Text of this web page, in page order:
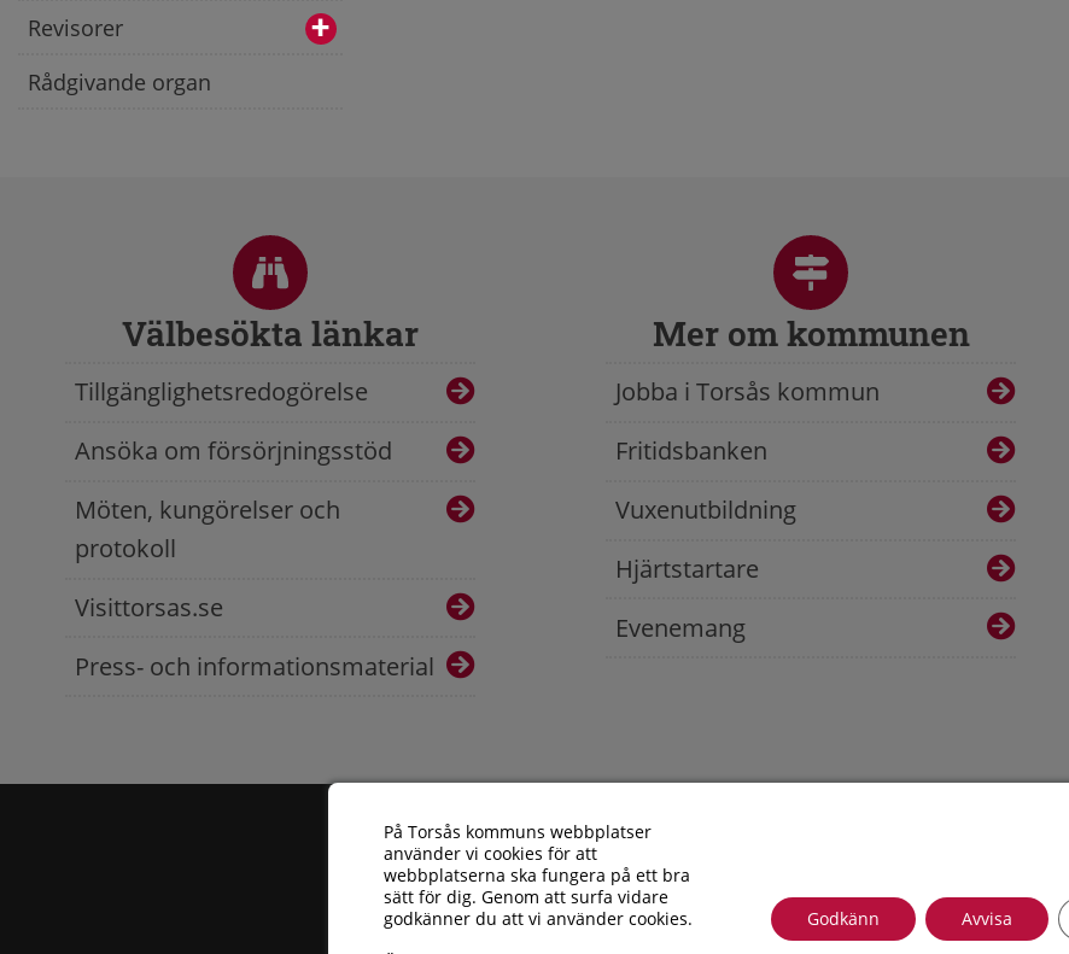
Revisorer
Rådgivande organ
På Torsås kommuns webbplatser
använder vi cookies för att
webbplatserna ska fungera på ett bra
sätt för dig. Genom att surfa vidare
godkänner du att vi använder cookies.
Godkänn Avvisa
Välbesökta länkar
Tillgänglighetsredogörelse
Ansöka om försörjningsstöd
Möten, kungörelser och
protokoll
Visittorsas.se
Press- och informationsmaterial
Mer om kommunen
Jobba i Torsås kommun
Fritidsbanken
Vuxenutbildning
Hjärtstartare
Evenemang